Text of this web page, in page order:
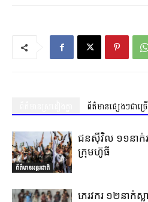
ព័ត៌មានផ្សេងៗជាច្
ព័ត៌មានអន្តរជាតិ
ជនស៊ីវិល ១១នាក់រ
ក្រុមហ៊ូធី
ភេរវករ ១២នាក់ស្